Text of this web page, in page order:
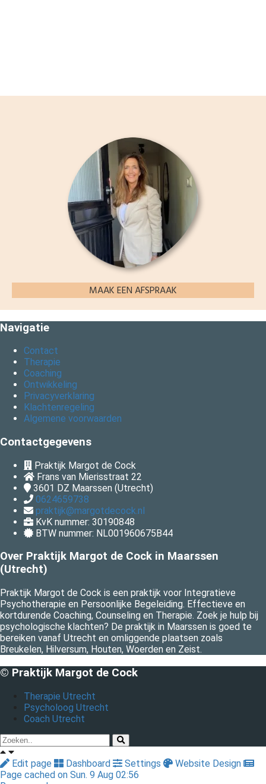
MAAK EEN AFSPRAAK
Navigatie
Contact
Therapie
Coaching
Ontwikkeling
Privacyverklaring
Klachtenregeling
Algemene voorwaarden
Contactgegevens
Praktijk Margot de Cock
Frans van Mierisstraat 22
3601 DZ Maarssen (Utrecht)
0624659738
praktijk@margotdecock.nl
KvK nummer: 30190848
BTW nummer: NL001960675B44
Over Praktijk Margot de Cock in Maarssen
(Utrecht)
Praktijk Margot de Cock is een praktijk voor Integratieve
Psychotherapie en Persoonlijke Begeleiding. Effectieve en
kortdurende Coaching, Counseling en Therapie. Zoek je hulp bij
psychologische klachten? De praktijk in Maarssen is goed te
bereiken vanaf Utrecht en omliggende plaatsen zoals
Breukelen, Hilversum, Houten, Woerden en Zeist.
© Praktijk Margot de Cock
Therapie Utrecht
Psycholoog Utrecht
Coach Utrecht
Edit page Dashboard Settings
Website Design
Page cached on Sun. 9 Aug 02:56